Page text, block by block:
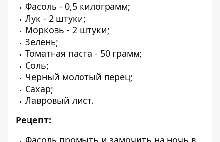
Фасоль - 0,5 килограмм;
Лук - 2 штуки;
Морковь - 2 штуки;
Зелень;
Томатная паста - 50 грамм;
Соль;
Черный молотый перец;
Сахар;
Лавровый лист.
Рецепт: